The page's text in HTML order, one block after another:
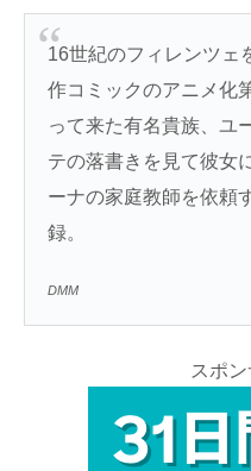
16世紀のフィレンツェ
作コミックのアニメ化
って来た有名貴族、ユ
テの落書きを見て彼女
ーナの家庭教師を依頼
録。
DMM
スポ